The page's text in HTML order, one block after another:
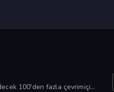
100'den fazla çevrimiçi